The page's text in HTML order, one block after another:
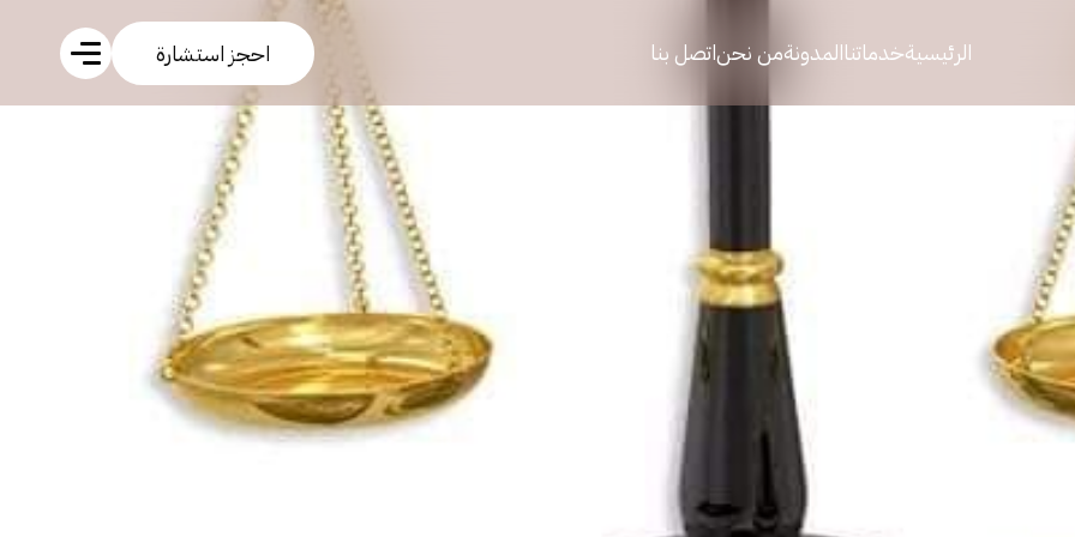
الرئيسيةخدماتناالمدونةمن نحناتصل بنا